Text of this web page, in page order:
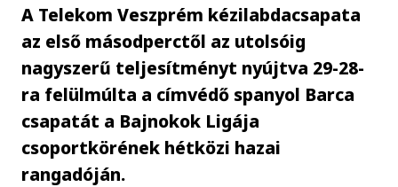
A Telekom Veszprém kézilabdacsapata
az első másodperctől az utolsóig
nagyszerű teljesítményt nyújtva 29-28-
ra felülmúlta a címvédő spanyol Barca
csapatát a Bajnokok Ligája
csoportkörének hétközi hazai
rangadóján.